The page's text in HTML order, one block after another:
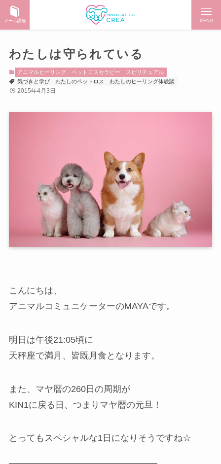
メール講座 MENU
わたしは守られている
アニマルヒーリング ペットロスセラピー
スピリチュアル
気づきと学び
わたしのペットロス わたしのヒーリング体験談
2015年4月3日
こんにちは、
アニマルコミュニケーターのMAYAです。
明日は午後21:05頃に
天秤座で満月、皆既月食となります。
また、マヤ暦の260日の周期が
KIN1に戻る日、つまりマヤ暦の元旦！
とってもスペシャルな1日になりそうですね☆